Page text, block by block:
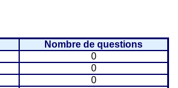
Nombre de questions
0
0
0